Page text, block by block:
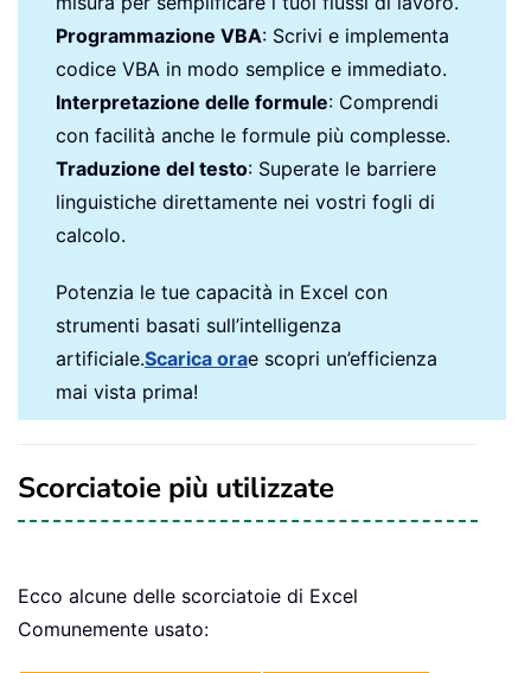
Programmazione VBA: Scrivi e implementa
codice VBA in modo semplice e immediato.
Interpretazione delle formule: Comprendi
con facilità anche le formule più complesse.
Traduzione del testo: Superate le barriere
linguistiche direttamente nei vostri fogli di
calcolo.
Potenzia le tue capacità in Excel con
strumenti basati sull’intelligenza
artificiale.Scarica orae scopri un’efficienza
mai vista prima!
Scorciatoie più utilizzate
Ecco alcune delle scorciatoie di Excel
Comunemente usato: